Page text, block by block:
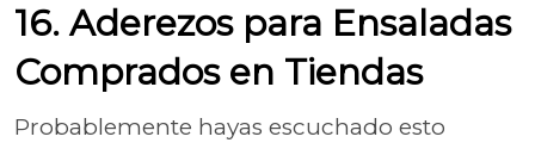
16. Aderezos para Ensaladas
Comprados en Tiendas
Probablemente hayas escuchado esto